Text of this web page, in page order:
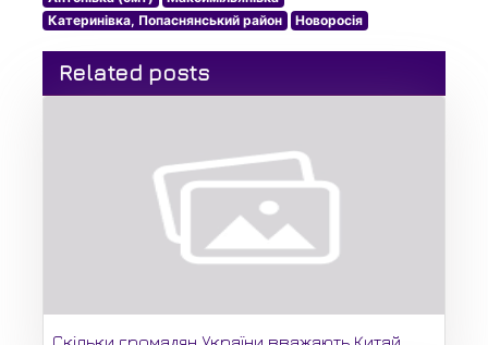
Катеринівка, Попаснянський район
Новоросія
Related posts